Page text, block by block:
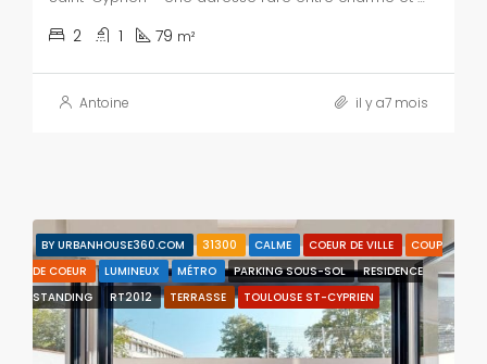
2 1 79 m²
Antoine il y a7 mois
BY URBANHOUSE360.COM 31300 CALME COEUR DE VILLE
COUP
DE COEUR
LUMINEUX MÉTRO PARKING SOUS-SOL
RESIDENCE
STANDING
RT2012 TERRASSE TOULOUSE ST-CYPRIEN